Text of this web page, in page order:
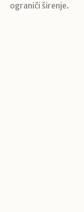
ograniči širenje.